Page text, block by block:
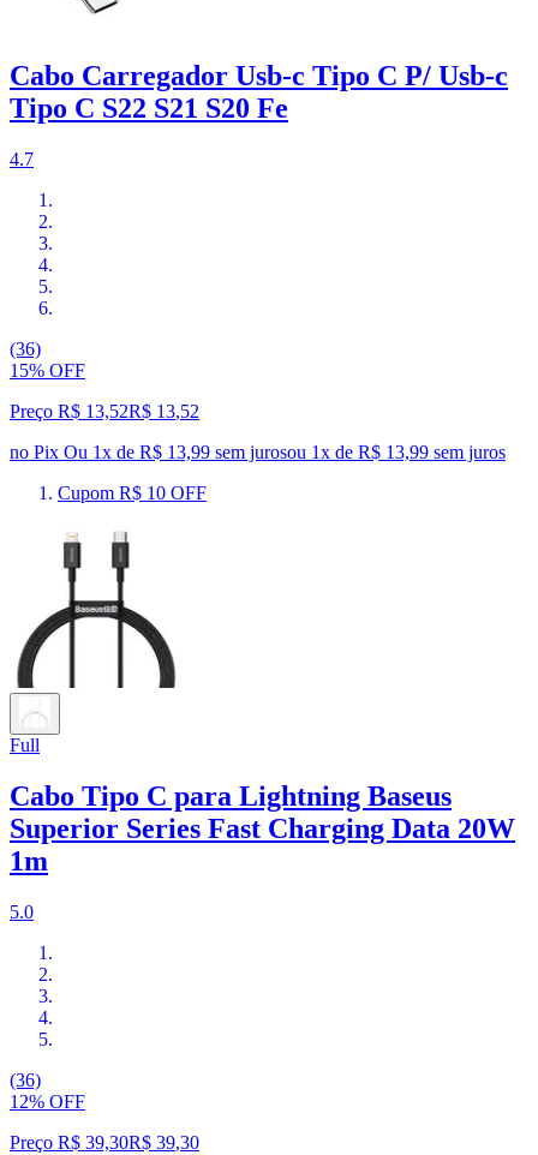
Cabo Carregador Usb-c Tipo C P/ Usb-c
Tipo C S22 S21 S20 Fe
4.7
(36)
15% OFF
Preço R$ 13,52R$ 13,52
no Pix Ou 1x de R$ 13,99 sem jurosou 1x de R$ 13,99 sem juros
Cupom R$ 10 OFF
Full
Cabo Tipo C para Lightning Baseus
Superior Series Fast Charging Data 20W
1m
5.0
(36)
12% OFF
Preço R$ 39,30R$ 39,30